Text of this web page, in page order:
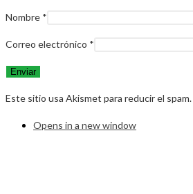
Nombre *
Correo electrónico *
Este sitio usa Akismet para reducir el spam.
Opens in a new window